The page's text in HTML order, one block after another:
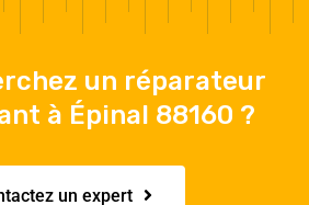
un réparateur
à Épinal 88160 ?
un expert